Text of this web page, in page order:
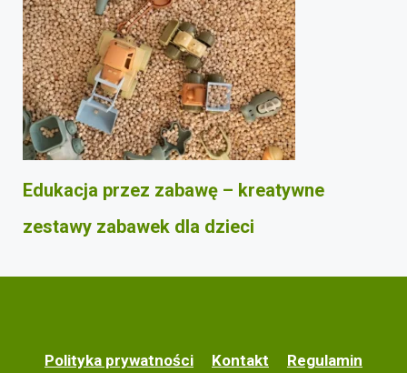
Edukacja przez zabawę – kreatywne
zestawy zabawek dla dzieci
Polityka prywatności Kontakt Regulamin